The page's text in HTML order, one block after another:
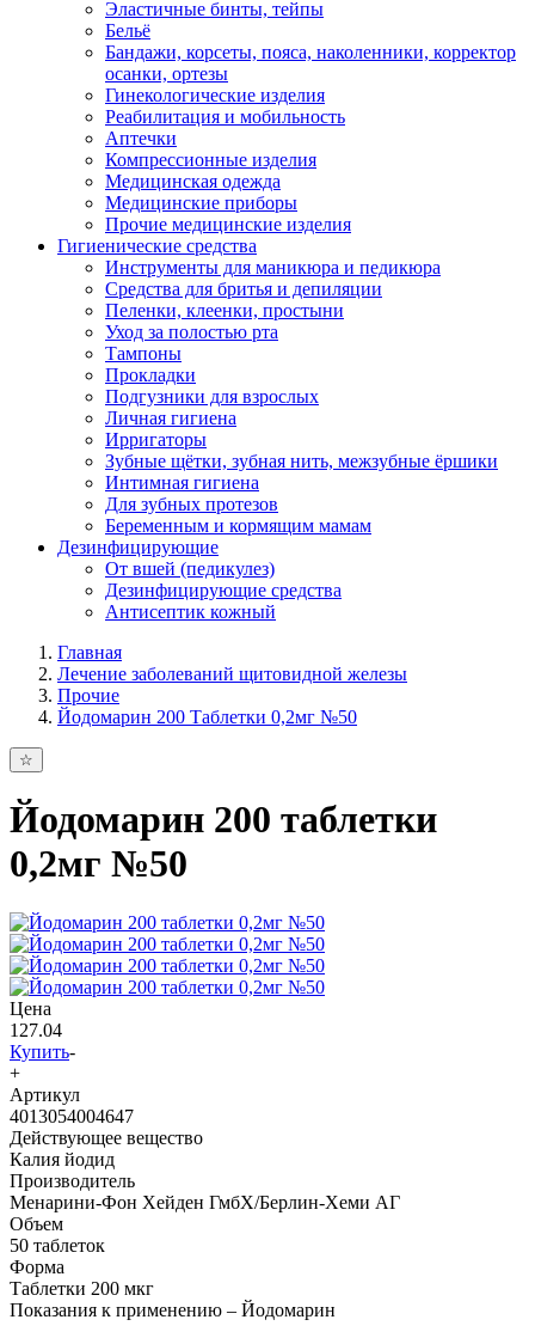
Эластичные бинты, тейпы
Бельё
Бандажи, корсеты, пояса, наколенники, корректор
осанки, ортезы
Гинекологические изделия
Реабилитация и мобильность
Аптечки
Компрессионные изделия
Медицинская одежда
Медицинские приборы
Прочие медицинские изделия
Гигиенические средства
Инструменты для маникюра и педикюра
Средства для бритья и депиляции
Пеленки, клеенки, простыни
Уход за полостью рта
Тампоны
Прокладки
Подгузники для взрослых
Личная гигиена
Ирригаторы
Зубные щётки, зубная нить, межзубные ёршики
Интимная гигиена
Для зубных протезов
Беременным и кормящим мамам
Дезинфицирующие
От вшей (педикулез)
Дезинфицирующие средства
Антисептик кожный
Главная
Лечение заболеваний щитовидной железы
Прочие
Йодомарин 200 Таблетки 0,2мг №50
Йодомарин 200 таблетки
0,2мг №50
Цена
127.04
Купить-
+
Артикул
4013054004647
Действующее вещество
Калия йодид
Производитель
Менарини-Фон Хейден ГмбХ/Берлин-Хеми АГ
Объем
50 таблеток
Форма
Таблетки 200 мкг
Показания к применению – Йодомарин